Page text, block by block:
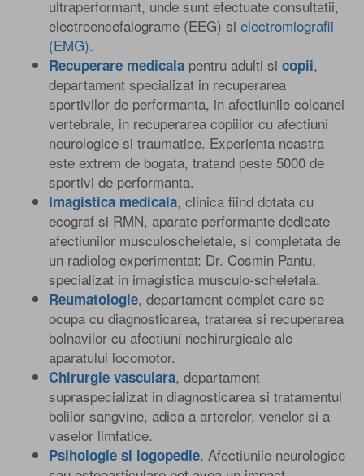
ultraperformant, unde sunt efectuate consultatii,
electroencefalograme (EEG) si electromiografii
(EMG).
Recuperare medicala pentru adulti si copii,
departament specializat in recuperarea
sportivilor de performanta, in afectiunile coloanei
vertebrale, in recuperarea copiilor cu afectiuni
neurologice si traumatice. Experienta noastra
este extrem de bogata, tratand peste 5000 de
sportivi de performanta.
Imagistica medicala, clinica fiind dotata cu
ecograf si RMN, aparate performante dedicate
afectiunilor musculoscheletale, si completata de
un radiolog experimentat: Dr. Cosmin Pantu,
specializat in imagistica musculo-scheletala.
Reumatologie, departament complet care se
ocupa cu diagnosticarea, tratarea si recuperarea
bolnavilor cu afectiuni nechirurgicale ale
aparatului locomotor.
Chirurgie vasculara, departament
supraspecializat in diagnosticarea si tratamentul
bolilor sangvine, adica a arterelor, venelor si a
vaselor limfatice.
Psihologie si logopedie. Afectiunile neurologice